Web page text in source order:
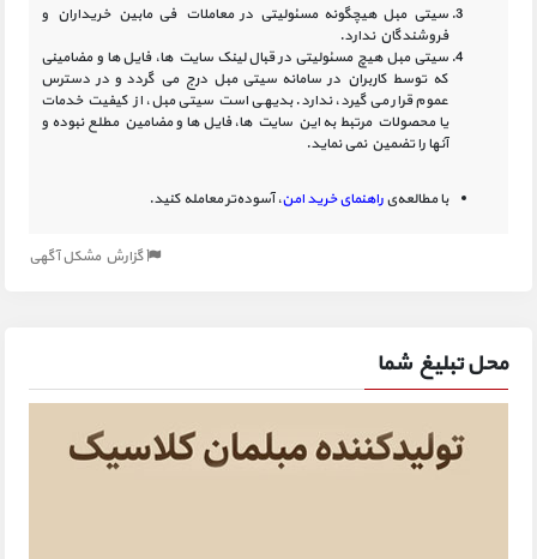
سیتی مبل هیچگونه مسئولیتی در معاملات فی مابین خریداران و
فروشندگان ندارد.
سیتی مبل هیچ مسئولیتی در قبال لینک‏ سایت ‏ها، فایل ‏ها و مضامینی
که توسط کاربران در سامانه‏ سیتی مبل درج می گردد و در دسترس
عموم قرار می گیرد، ندارد. بدیهی است سیتی مبل، از کیفیت خدمات
یا محصولات مرتبط به این سایت‏ ها، فایل ها و مضامین مطلع نبوده و
آنها را تضمین نمی نماید.
با مطالعه‌یراهنمای خرید امن، آسوده‌تر معامله کنید.
گزارش مشکل آگهی
محل تبلیغ شما